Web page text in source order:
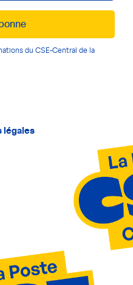
du CSE-Central de la
légales